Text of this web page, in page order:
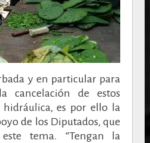
y en particular para
cancelación de estos
hidráulica, es por ello la
de los Diputados, que
tema. “Tengan la